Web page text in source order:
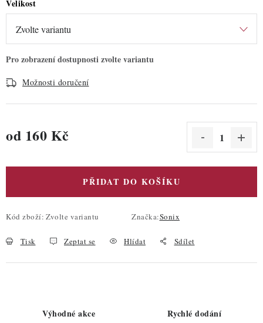
Velikost
Možnosti doručení
od 160 Kč
PŘIDAT DO KOŠÍKU
Kód zboží: Zvolte variantu Značka:Sonix
Tisk Zeptat se Hlídat Sdílet
Výhodné akce Rychlé dodání